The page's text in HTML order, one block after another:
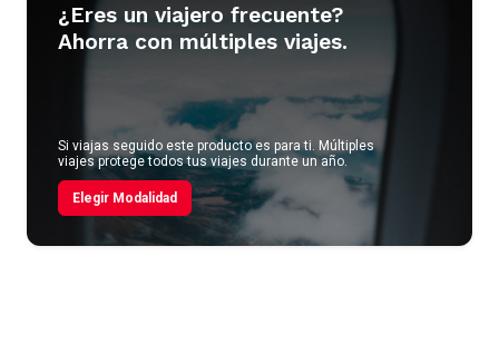
¿Eres un viajero frecuente?
Ahorra con múltiples viajes.
Si viajas seguido este producto es para ti. Múltiples
viajes protege todos tus viajes durante un año.
Elegir Modalidad